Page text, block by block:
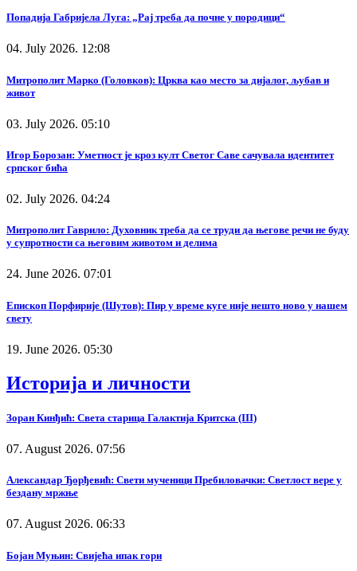
Попадија Габријела Луга: „Рај треба да почне у породици“
04. July 2026. 12:08
Митрополит Марко (Головков): Црква као место за дијалог, љубав и
живот
03. July 2026. 05:10
Игор Борозан: Уметност је кроз култ Светог Саве сачувала идентитет
српског бића
02. July 2026. 04:24
Митрополит Гаврило: Духовник треба да се труди да његове речи не буду
у супротности са његовим животом и делима
24. June 2026. 07:01
Епископ Порфирије (Шутов): Пир у време куге није нешто ново у нашем
свету
19. June 2026. 05:30
Историја и личности
Зоран Кинђић: Света старица Галактија Критска (III)
07. August 2026. 07:56
Александар Ђорђевић: Свети мученици Пребиловачки: Светлост вере у
бездану мржње
07. August 2026. 06:33
Бојан Муњин: Свијећа ипак гори